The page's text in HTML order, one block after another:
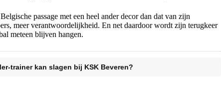
passage met een heel ander decor dan dat van zijn
meer verantwoordelijkheid. En net daardoor wordt zijn terugkeer
meteen blijven hangen.
trainer kan slagen bij KSK Beveren?